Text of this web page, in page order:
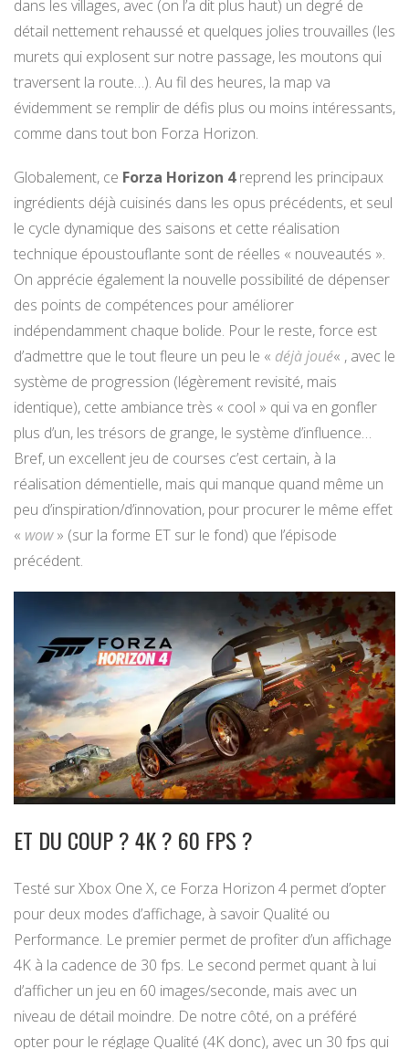
dans les villages, avec (on l’a dit plus haut) un degré de
détail nettement rehaussé et quelques jolies trouvailles (les
murets qui explosent sur notre passage, les moutons qui
traversent la route…). Au fil des heures, la map va
évidemment se remplir de défis plus ou moins intéressants,
comme dans tout bon Forza Horizon.
Globalement, ce Forza Horizon 4reprend les principaux
ingrédients déjà cuisinés dans les opus précédents, et seul
le cycle dynamique des saisons et cette réalisation
technique époustouflante sont de réelles « nouveautés ».
On apprécie également la nouvelle possibilité de dépenser
des points de compétences pour améliorer
indépendamment chaque bolide. Pour le reste, force est
d’admettre que le tout fleure un peu le « déjà joué« , avec le
système de progression (légèrement revisité, mais
identique), cette ambiance très « cool » qui va en gonfler
plus d’un, les trésors de grange, le système d’influence…
Bref, un excellent jeu de courses c’est certain, à la
réalisation démentielle, mais qui manque quand même un
peu d’inspiration/d’innovation, pour procurer le même effet
« wow» (sur la forme ET sur le fond) que l’épisode
précédent.
ET DU COUP ? 4K ? 60 FPS ?
Testé sur Xbox One X, ce Forza Horizon 4 permet d’opter
pour deux modes d’affichage, à savoir Qualité ou
Performance. Le premier permet de profiter d’un affichage
4K à la cadence de 30 fps. Le second permet quant à lui
d’afficher un jeu en 60 images/seconde, mais avec un
niveau de détail moindre. De notre côté, on a préféré
opter pour le réglage Qualité (4K donc), avec un 30 fps qui